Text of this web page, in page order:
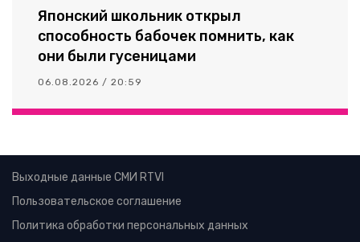
Японский школьник открыл
способность бабочек помнить, как
они были гусеницами
06.08.2026 / 20:59
Выходные данные СМИ RTVI
Пользовательское соглашение
Политика обработки персональных данных